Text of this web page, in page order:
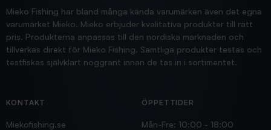
Mieko Fishing har bland många kända varumärken även det egna
varumärket Mieko. Mieko erbjuder kvalitativa produkter till rätt
pris. Produkterna anpassas till den nordiska marknaden och
tillverkas direkt för Mieko Fishing. Samtliga produkter testas och
testfiskas självklart noggrant innan de tas in i sortimentet.
KONTAKT
Miekofishing.se
ÖPPETTIDER
Mån-Fre: 10:00 - 18:00